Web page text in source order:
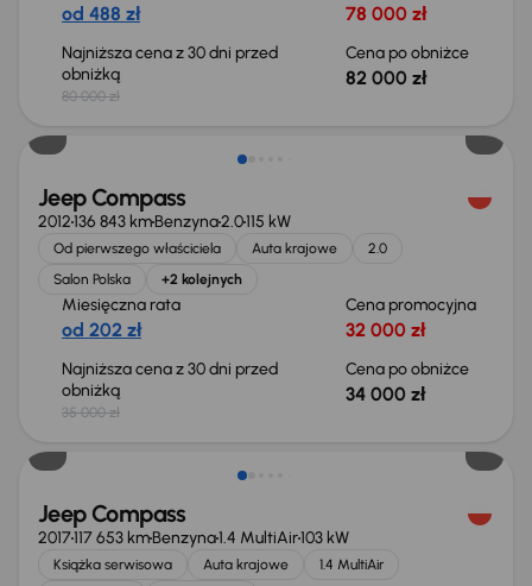
od 488 zł 78 000 zł
Najniższa cena z 30 dni przed
obniżką
80 000 zł
Cena po obniżce
82 000 zł
Taniej o 1 000 zł
Jeep Compass
2012136 843 kmBenzyna2.0115 kW
Od pierwszego właściciela Auta krajowe
2.0
Salon Polska
+2 kolejnych
Miesięczna rata
od 202 zł
Cena promocyjna
32 000 zł
Najniższa cena z 30 dni przed
obniżką
35 000 zł
Cena po obniżce
34 000 zł
Jeep Compass
2017117 653 kmBenzyna1.4 MultiAir103 kW
Książka serwisowa Auta krajowe
1.4 MultiAir